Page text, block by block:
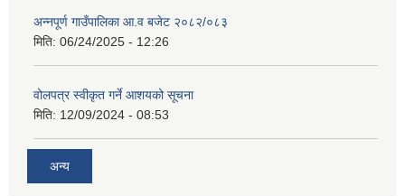
अन्नपूर्ण गाउँपालिका आ.व बजेट २०८२/०८३
मिति: 06/24/2025 - 12:26
वोलपत्र स्वीकृत गर्ने आशयको सूचना
मिति: 12/09/2024 - 08:53
अन्य